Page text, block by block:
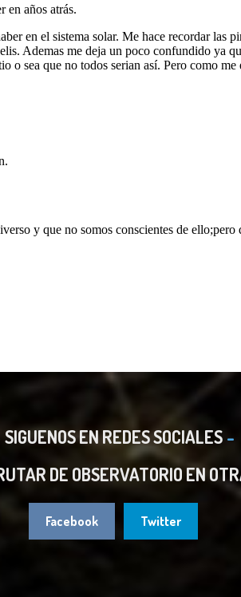
SIGUENOS EN REDES SOCIALES
DE OBSERVATORIO EN
Facebook Twitter